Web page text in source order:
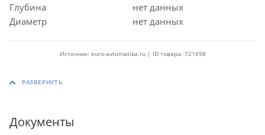
Глубина
нет данных
Диаметр
нет данных
Источник: euro-avtomatika.ru | ID товара: 721698
Документы